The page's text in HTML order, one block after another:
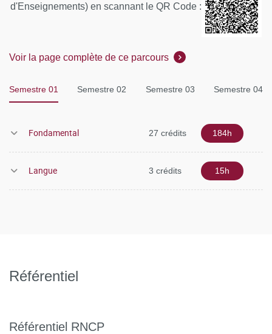
d'Enseignements) en scannant le QR Code :
Voir la page complète de ce parcours
Semestre 01 Semestre 02 Semestre 03 Semestre 04
Fondamental 27 crédits 184h
Langue 3 crédits 15h
Référentiel
Référentiel RNCP